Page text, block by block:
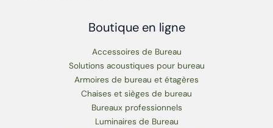
Boutique en ligne
Accessoires de Bureau
Solutions acoustiques pour bureau
Armoires de bureau et étagères
Chaises et sièges de bureau
Bureaux professionnels
Luminaires de Bureau